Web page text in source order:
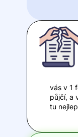
vás v 1
půjčí, a
tu